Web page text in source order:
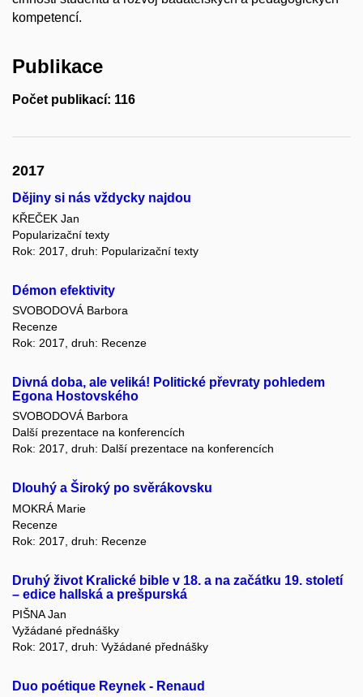
kompetencí.
Publikace
Počet publikací: 116
2017
Dějiny si nás vždycky najdou
KŘEČEK Jan
Popularizační texty
Rok: 2017, druh: Popularizační texty
Démon efektivity
SVOBODOVÁ Barbora
Recenze
Rok: 2017, druh: Recenze
Divná doba, ale veliká! Politické převraty pohledem
Egona Hostovského
SVOBODOVÁ Barbora
Další prezentace na konferencích
Rok: 2017, druh: Další prezentace na konferencích
Dlouhý a Široký po svěrákovsku
MOKRÁ Marie
Recenze
Rok: 2017, druh: Recenze
Druhý život Kralické bible v 18. a na začátku 19. století
– edice hallská a prešpurská
PIŠNA Jan
Vyžádané přednášky
Rok: 2017, druh: Vyžádané přednášky
Duo poétique Reynek - Renaud